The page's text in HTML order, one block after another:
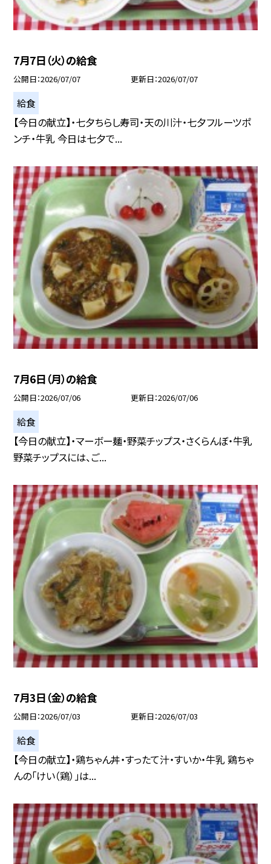
7月7日（火）の給食
公開日 2026/07/07 更新日 2026/07/07
給食
【今日の献立】・七夕ちらし寿司・天の川汁・七夕フルーツポ
ンチ・牛乳 今日は七夕で...
7月6日（月）の給食
公開日 2026/07/06 更新日 2026/07/06
給食
【今日の献立】・マーボー麺・野菜チップス・さくらんぼ・牛乳
野菜チップスには、ご...
7月3日（金）の給食
公開日 2026/07/03 更新日 2026/07/03
給食
【今日の献立】・鶏ちゃん丼・すったて汁・すいか・牛乳 鶏ちゃ
んの「けい（鶏）」は...